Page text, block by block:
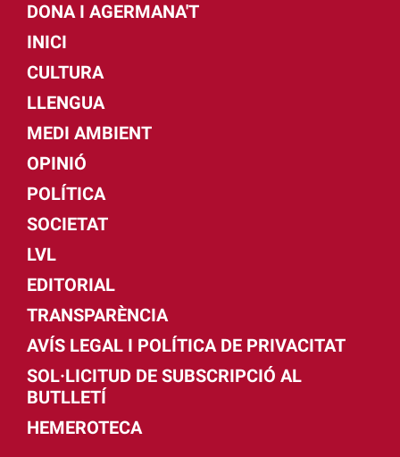
DONA I AGERMANA'T
INICI
CULTURA
LLENGUA
MEDI AMBIENT
OPINIÓ
POLÍTICA
SOCIETAT
LVL
EDITORIAL
TRANSPARÈNCIA
AVÍS LEGAL I POLÍTICA DE PRIVACITAT
SOL·LICITUD DE SUBSCRIPCIÓ AL
BUTLLETÍ
HEMEROTECA